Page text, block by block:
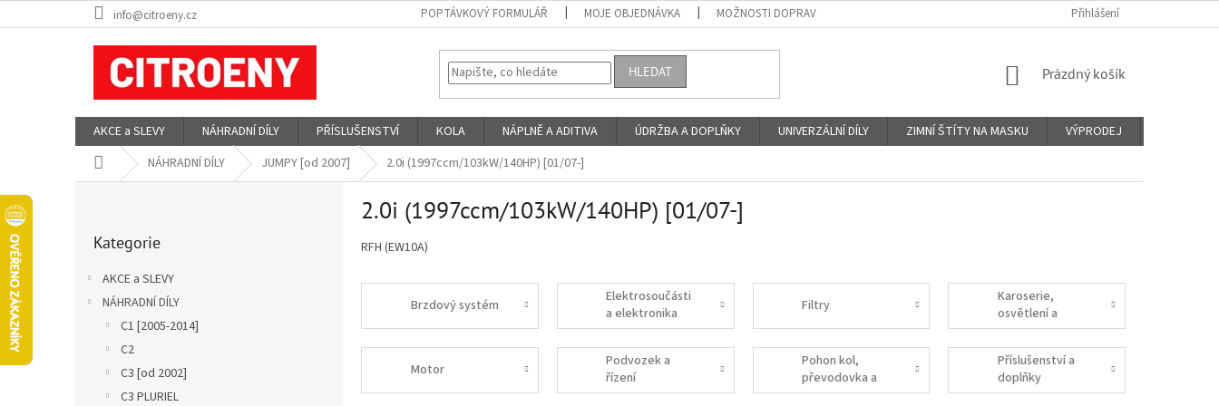
na
info@citroeny.cz POPTÁVKOVÝ FORMULÁŘ MOJE OBJEDNÁVKA MOŽNOSTI DOPRAVY A PLATBY PROČ VIN KÓD? O NÁS
Přihlášení
HLEDAT
NÁKUPNÍ
Prázdný košík
AKCE a SLEVY NÁHRADNÍ DÍLY PŘÍSLUŠENSTVÍ KOLA NÁPLNĚ A ADITIVA ÚDRŽBA A DOPLŇKY UNIVERZÁLNÍ DÍLY ZIMNÍ ŠTÍTY NA MASKU VÝPRODEJ
Domů NÁHRADNÍ DÍLY JUMPY [od 2007] 2.0i (1997ccm/103kW/140HP) [01/07-]
kategorie
Kategorie
AKCE a SLEVY
NÁHRADNÍ DÍLY
C1 [2005-2014]
C2
C3 [od 2002]
C3 PLURIEL
2.0i (1997ccm/103kW/140HP) [01/07-]
RFH (EW10A)
Brzdový systém
Elektrosoučásti
a elektronika
Filtry
Karoserie,
osvětlení a
interiér
Motor
Podvozek a
řízení
Pohon kol,
převodovka a
spojka
Příslušenství a
doplňky